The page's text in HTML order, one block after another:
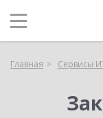
Главная Сервисы